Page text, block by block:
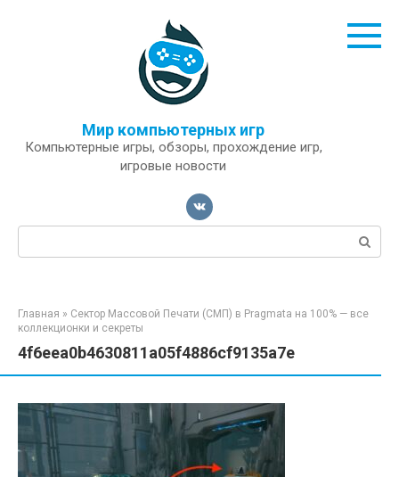
Мир компьютерных игр
Компьютерные игры, обзоры, прохождение игр,
игровые новости
Поиск:
Главная » Сектор Массовой Печати (СМП) в Pragmata на 100% — все
коллекционки и секреты
4f6eea0b4630811a05f4886cf9135a7e